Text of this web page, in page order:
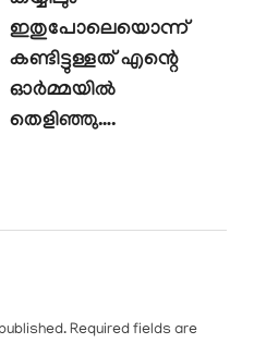
ഇതുപോലെയൊന്ന്
കണ്ടിട്ടുള്ളത് എന്റെ
ഓർമ്മയിൽ
തെളിഞ്ഞു….
Required fields are